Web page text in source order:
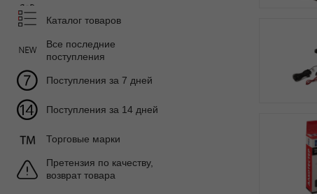
Каталог товаров
Все последние
поступления
Поступления за 7 дней
Поступления за 14 дней
Торговые марки
Претензия по качеству,
возврат товара